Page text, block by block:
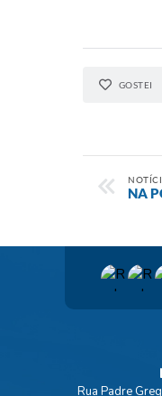
GOSTEI
NA
Rua Padre